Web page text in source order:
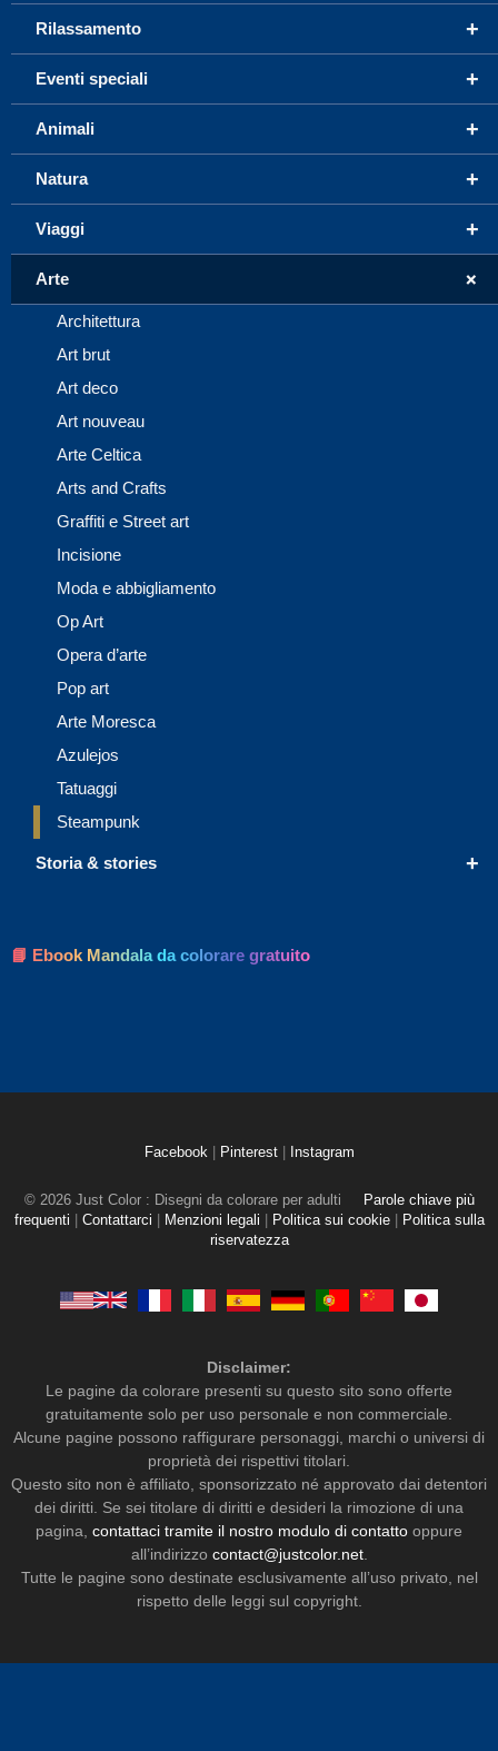
+
Rilassamento
+
Eventi speciali
+
Animali
+
Natura
+
Viaggi
+
Arte
Architettura
Art brut
Art deco
Art nouveau
Arte Celtica
Arts and Crafts
Graffiti e Street art
Incisione
Moda e abbigliamento
Op Art
Opera d’arte
Pop art
Arte Moresca
Azulejos
Tatuaggi
Steampunk
+
Storia & stories
📘 Ebook Mandala da colorare gratuito
Facebook Pinterest Instagram
© 2026 Just Color : Disegni da colorare per adulti
Parole chiave più
frequenti
Contattarci Menzioni legali Politica sui cookie
Politica sulla
riservatezza
Disclaimer:
Le pagine da colorare presenti su questo sito sono offerte
gratuitamente solo per uso personale e non commerciale.
Alcune pagine possono raffigurare personaggi, marchi o universi di
proprietà dei rispettivi titolari.
Questo sito non è affiliato, sponsorizzato né approvato dai detentori
dei diritti. Se sei titolare di diritti e desideri la rimozione di una
pagina, contattaci tramite il nostro modulo di contatto oppure
all’indirizzo contact@justcolor.net.
Tutte le pagine sono destinate esclusivamente all’uso privato, nel
rispetto delle leggi sul copyright.